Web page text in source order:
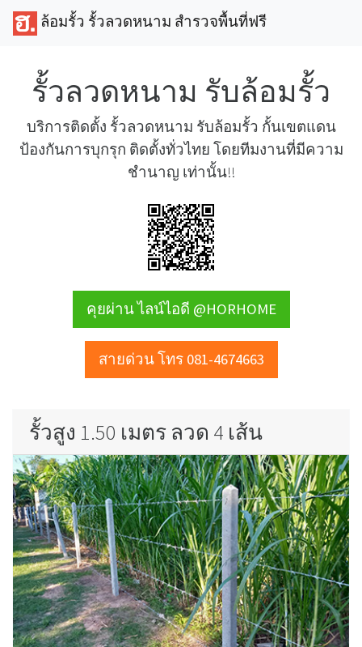
ล้อมรั้ว รั้วลวดหนาม สำรวจพื้นที่ฟรี
รั้วลวดหนาม รับล้อมรั้ว
บริการติดตั้ง รั้วลวดหนาม รับล้อมรั้ว กั้นเขตแดน
ป้องกันการบุกรุก ติดตั้งทั่วไทย โดยทีมงานที่มีความ
ชำนาญ เท่านั้น!!
คุยผ่าน ไลน์ไอดี @HORHOME
สายด่วน โทร 081-4674663
รั้วสูง 1.50 เมตร ลวด 4 เส้น